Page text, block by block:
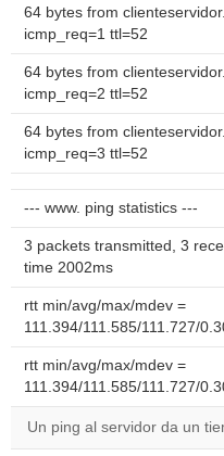
64 bytes from
icmp_req=1 ttl=52
64 bytes from
icmp_req=2 ttl=52
64 bytes from
icmp_req=3 ttl=52
--- www. ping statistics ---
3 packets transmitted, 3
time 2002ms
rtt min/avg/max/mdev =
111.394/111.585/111.727/
rtt min/avg/max/mdev =
111.394/111.585/111.727/
Un ping al servidor da un